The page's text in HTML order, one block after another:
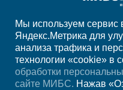
+7
пн-сб
Мы используем сервис
Яндекс.Метрика для
анализа трафика и
технологии «cookie» в
обработки
сайте МИБС. Нажав